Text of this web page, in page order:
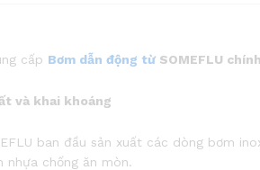
cấp Bơm dẫn động từ SOMEFLU
và khai khoáng
ban đầu sản xuất các dòng bơm
chống ăn mòn.